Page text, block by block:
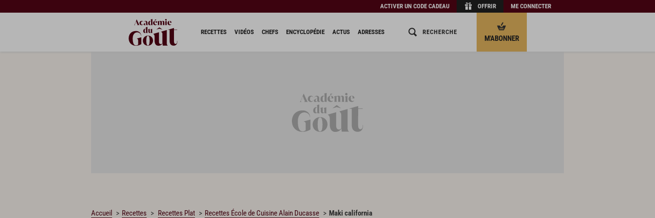
ACTIVER UN CODE CADEAU OFFRIR ME CONNECTER
RECETTES VIDÉOS CHEFS ENCYCLOPÉDIE ACTUS ADRESSES RECHERCHE
M'ABONNER
Accueil Recettes Recettes Plat Recettes École de Cuisine Alain Ducasse Maki california
CHARGEMENT…